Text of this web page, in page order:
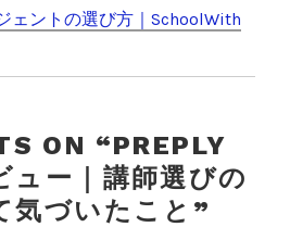
ェントの選び方｜SchoolWith
ON “PREPLY
ュー｜講師選びの
気づいたこと ”